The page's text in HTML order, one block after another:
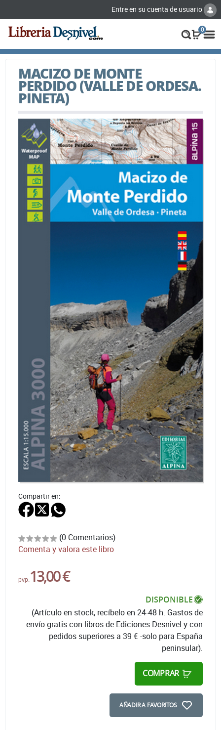
Entre en su cuenta de usuario
0
MACIZO DE MONTE
PERDIDO (VALLE DE ORDESA.
PINETA)
Compartir en:
(0 Comentarios)
Comenta y valora este libro
pvp.13,00 €
DISPONIBLE
(Artículo en stock, recíbelo en 24-48 h. Gastos de
envío gratis con libros de Ediciones Desnivel y con
pedidos superiores a 39 € -solo para España
peninsular).
COMPRAR
AÑADIR A FAVORITOS